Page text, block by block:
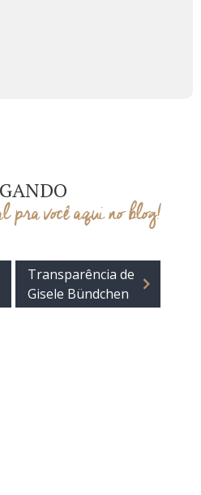
pra você aqui no blog!
Transparência de
Gisele Bündchen